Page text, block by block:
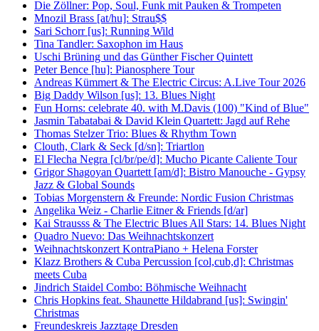
Die Zöllner: Pop, Soul, Funk mit Pauken & Trompeten
Mnozil Brass [at/hu]: Strau$$
Sari Schorr [us]: Running Wild
Tina Tandler: Saxophon im Haus
Uschi Brüning und das Günther Fischer Quintett
Peter Bence [hu]: Pianosphere Tour
Andreas Kümmert & The Electric Circus: A.Live Tour 2026
Big Daddy Wilson [us]: 13. Blues Night
Fun Horns: celebrate 40. with M.Davis (100) "Kind of Blue"
Jasmin Tabatabai & David Klein Quartett: Jagd auf Rehe
Thomas Stelzer Trio: Blues & Rhythm Town
Clouth, Clark & Seck [d/sn]: Triartlon
El Flecha Negra [cl/br/pe/d]: Mucho Picante Caliente Tour
Grigor Shagoyan Quartett [am/d]: Bistro Manouche - Gypsy
Jazz & Global Sounds
Tobias Morgenstern & Freunde: Nordic Fusion Christmas
Angelika Weiz - Charlie Eitner & Friends [d/ar]
Kai Strausss & The Electric Blues All Stars: 14. Blues Night
Quadro Nuevo: Das Weihnachtskonzert
Weihnachtskonzert KontraPiano + Helena Forster
Klazz Brothers & Cuba Percussion [col,cub,d]: Christmas
meets Cuba
Jindrich Staidel Combo: Böhmische Weihnacht
Chris Hopkins feat. Shaunette Hildabrand [us]: Swingin'
Christmas
Freundeskreis Jazztage Dresden